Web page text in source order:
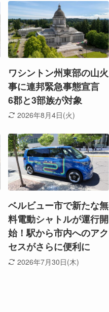
ワシントン州東部の山火
事に連邦緊急事態宣言
6郡と3部族が対象
2026年8月4日(火)
ベルビュー市で新たな無
料電動シャトルが運行開
始！駅から市内へのアク
セスがさらに便利に
2026年7月30日(木)